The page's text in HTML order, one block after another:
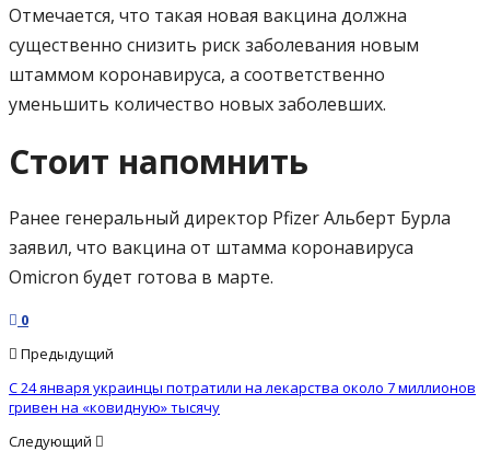
Отмечается, что такая новая вакцина должна
существенно снизить риск заболевания новым
штаммом коронавируса, а соответственно
уменьшить количество новых заболевших.
Стоит напомнить
Ранее генеральный директор Pfizer Альберт Бурла
заявил, что вакцина от штамма коронавируса
Omicron будет готова в марте.
0
Предыдущий
С 24 января украинцы потратили на лекарства около 7 миллионов
гривен на «ковидную» тысячу
Следующий